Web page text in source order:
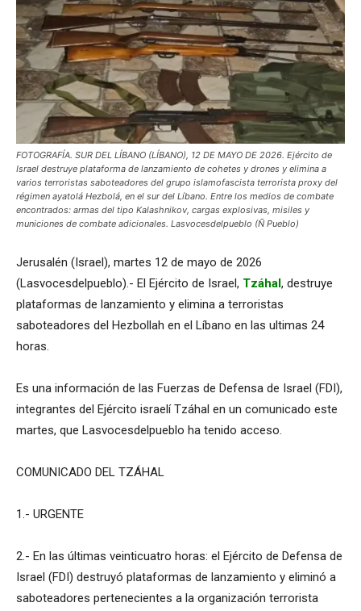
FOTOGRAFÍA. SUR DEL LÍBANO (LÍBANO), 12 DE MAYO DE 2026. Ejército de
Israel destruye plataforma de lanzamiento de cohetes y drones y elimina a
varios terroristas saboteadores del grupo islamofascista terrorista proxy del
régimen ayatolá Hezbolá, en el sur del Líbano. Entre los medios de combate
encontrados: armas del tipo Kalashnikov, cargas explosivas, misiles y
municiones de combate adicionales. Lasvocesdelpueblo (Ñ Pueblo)
Jerusalén (Israel), martes 12 de mayo de 2026
(Lasvocesdelpueblo).- El Ejército de Israel, Tzáhal , destruye
plataformas de lanzamiento y elimina a terroristas
saboteadores del Hezbollah en el Líbano en las ultimas 24
horas.
Es una información de las Fuerzas de Defensa de Israel (FDI),
integrantes del Ejército israelí Tzáhal en un comunicado este
martes, que Lasvocesdelpueblo ha tenido acceso.
COMUNICADO DEL TZÁHAL
1.- URGENTE
2.- En las últimas veinticuatro horas: el Ejército de Defensa de
Israel (FDI) destruyó plataformas de lanzamiento y eliminó a
saboteadores pertenecientes a la organización terrorista